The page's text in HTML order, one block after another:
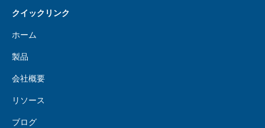
クイックリンク
ホーム
製品
会社概要
リソース
ブログ